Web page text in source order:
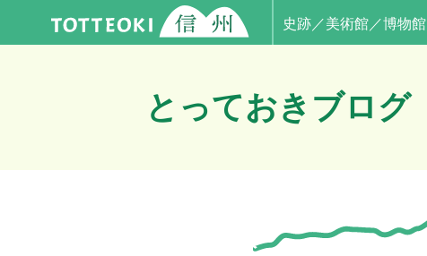
史跡／美術館／博物館
とっておきブログ